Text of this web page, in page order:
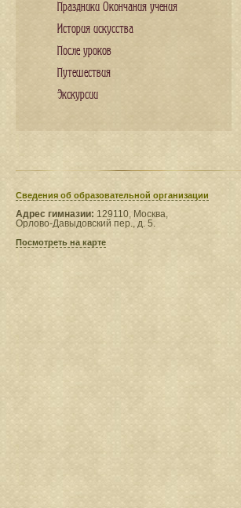
Праздники Окончания учения
История искусства
После уроков
Путешествия
Экскурсии
Сведения​ об образовательной организации
Адрес гимназии: 129110, Москва,
Орлово-Давыдовский пер., д. 5.
Посмотреть на карте